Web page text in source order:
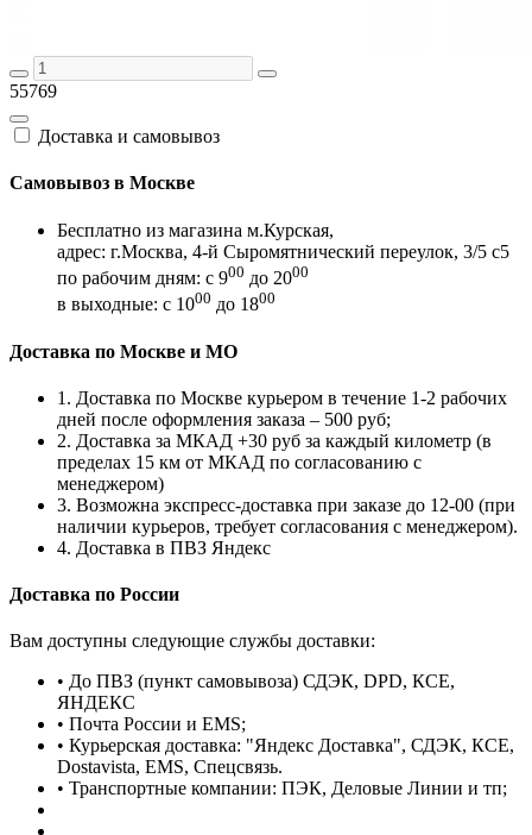
55769
Доставка и самовывоз
Самовывоз в Москве
Бесплатно из магазина м.Курская,
адрес: г.Москва, 4-й Сыромятнический переулок, 3/5 с5
по рабочим дням: с 900 до 2000
в выходные: с 1000 до 1800
Доставка по Москве и МО
1. Доставка по Москве курьером в течение 1-2 рабочих
дней после оформления заказа – 500 руб;
2. Доставка за МКАД +30 руб за каждый километр (в
пределах 15 км от МКАД по согласованию с
менеджером)
3. Возможна экспресс-доставка при заказе до 12-00 (при
наличии курьеров, требует согласования с менеджером).
4. Доставка в ПВЗ Яндекс
Доставка по России
Вам доступны следующие службы доставки:
• До ПВЗ (пункт самовывоза) СДЭК, DPD, КСЕ,
ЯНДЕКС
• Почта России и EMS;
• Курьерская доставка: "Яндекс Доставка", СДЭК, КСЕ,
Dostavista, EMS, Спецсвязь.
• Транспортные компании: ПЭК, Деловые Линии и тп;